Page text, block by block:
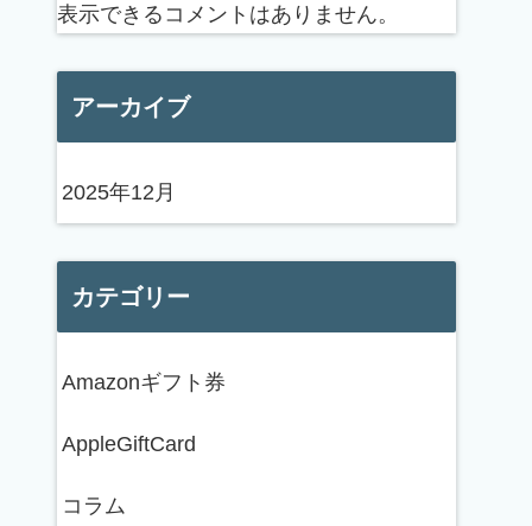
表示できるコメントはありません。
アーカイブ
2025年12月
カテゴリー
Amazonギフト券
AppleGiftCard
コラム